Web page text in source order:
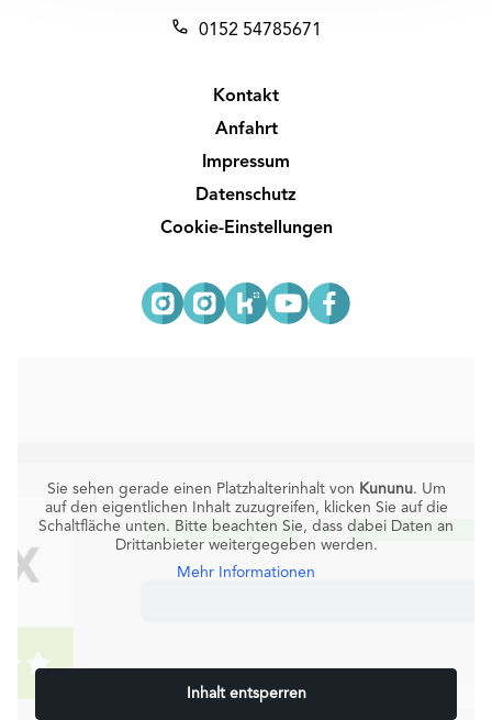
0152 54785671
Kontakt
Anfahrt
Impressum
Datenschutz
Cookie-Einstellungen
Sie sehen gerade einen Platzhalterinhalt von Kununu. Um
auf den eigentlichen Inhalt zuzugreifen, klicken Sie auf die
Schaltfläche unten. Bitte beachten Sie, dass dabei Daten an
Drittanbieter weitergegeben werden.
Mehr Informationen
Inhalt entsperren